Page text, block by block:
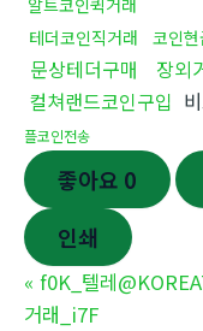
알트코인퀵거래
테더코인직거래
코인
문상테더구매
장외
컬쳐랜드코인구입
플코인전송
좋아요 0
인쇄
« f0K_텔레
거래_i7F